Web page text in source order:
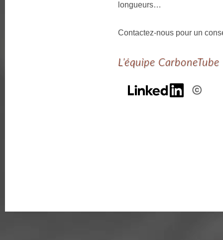
longueurs…
Contactez-nous pour un
L’équipe CarboneTube